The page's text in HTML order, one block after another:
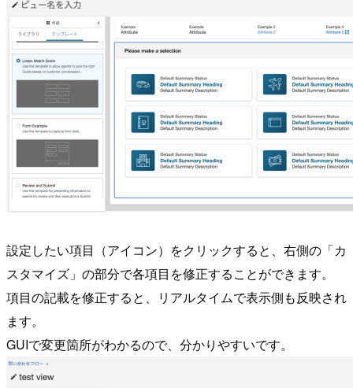
設定したい項目（アイコン）をクリックすると、右側の「カ
スタマイズ」の部分で各項目を修正することができます。
項目の記載を修正すると、リアルタイムで表示側も反映され
ます。
GUIで変更箇所がわかるので、分かりやすいです。